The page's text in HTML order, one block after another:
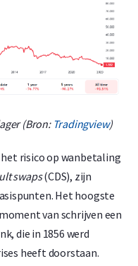
(Bron: Tradingview)
risico op wanbetaling
swaps(CDS), zijn
Het hoogste
van schrijven een
die in 1856 werd
heeft doorstaan.